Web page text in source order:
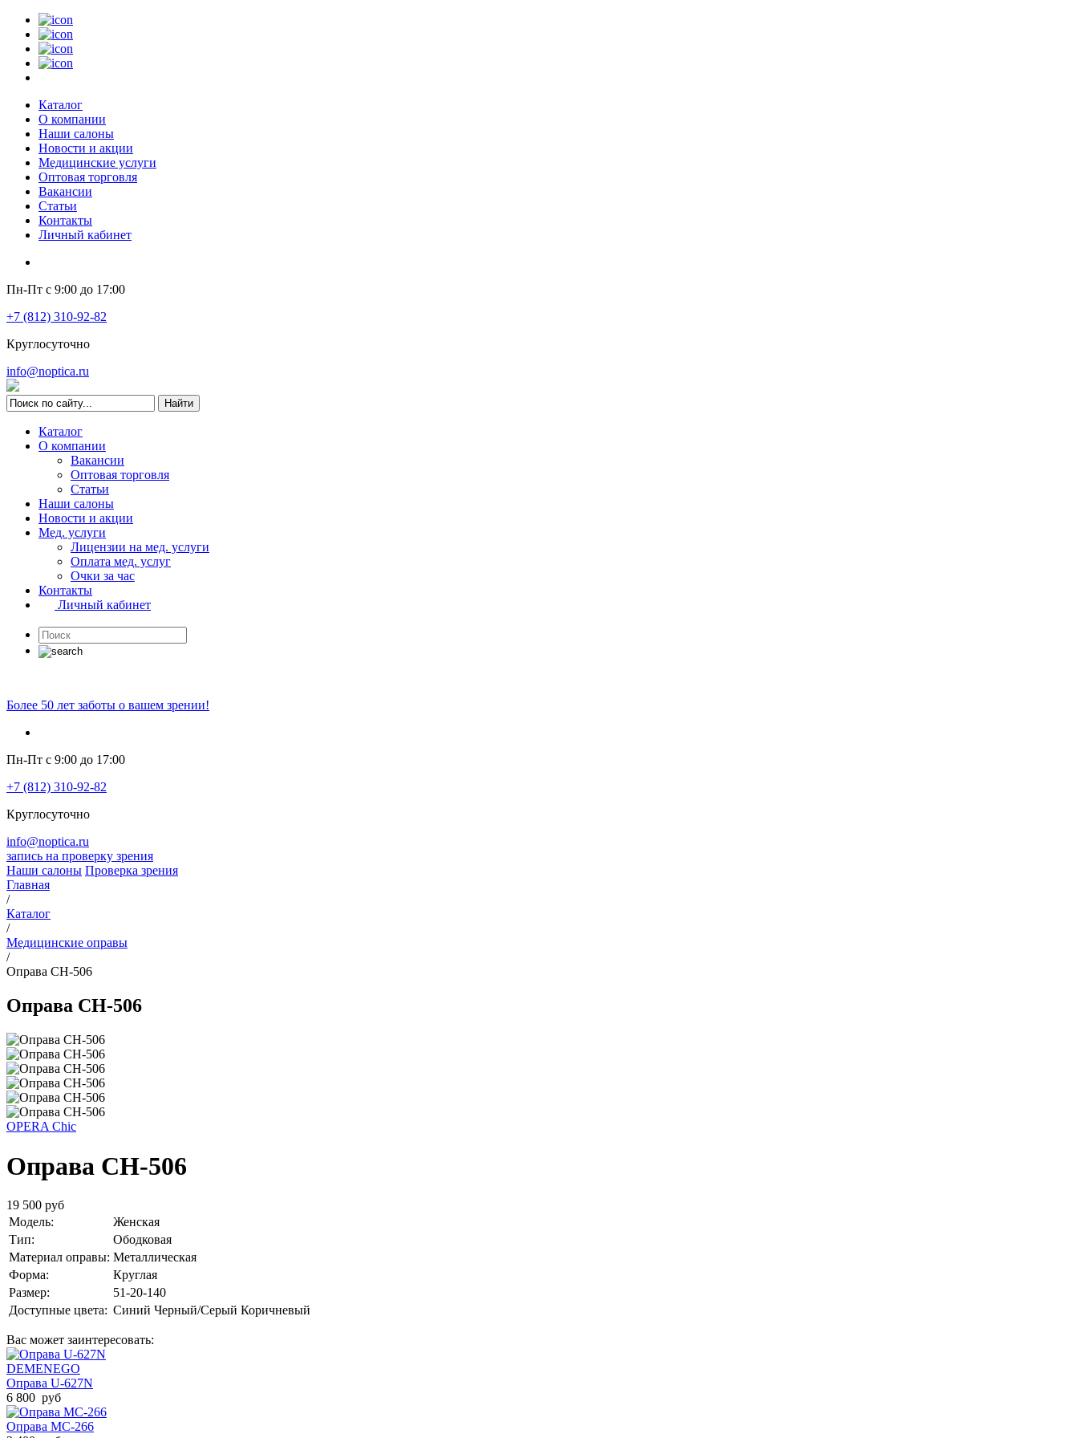
Каталог
О компании
Наши салоны
Новости и акции
Медицинские услуги
Оптовая торговля
Вакансии
Статьи
Контакты
Личный кабинет
Пн-Пт с 9:00 до 17:00
+7 (812) 310-92-82
Круглосуточно
info@noptica.ru
Каталог
О компании
Вакансии
Оптовая торговля
Статьи
Наши салоны
Новости и акции
Мед. услуги
Лицензии на мед. услуги
Оплата мед. услуг
Очки за час
Контакты
Личный кабинет
Более 50 лет заботы о вашем зрении!
Пн-Пт с 9:00 до 17:00
+7 (812) 310-92-82
Круглосуточно
info@noptica.ru
запись на проверку зрения
Наши салоны Проверка зрения
Главная
/
Каталог
/
Медицинские оправы
/
Оправа CH-506
Оправа CH-506
OPERA Chic
Оправа CH-506
19 500 руб
Модель:
Женская
Тип:
Ободковая
Материал оправы: Металлическая
Форма:
Круглая
Размер:
51-20-140
Доступные цвета: Синий Черный/Серый Коричневый
Вас может заинтересовать:
DEMENEGO
Оправа U-627N
6 800 руб
Оправа MC-266